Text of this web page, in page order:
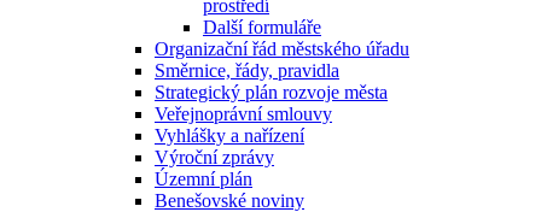
prostředí
Další formuláře
Organizační řád městského úřadu
Směrnice, řády, pravidla
Strategický plán rozvoje města
Veřejnoprávní smlouvy
Vyhlášky a nařízení
Výroční zprávy
Územní plán
Benešovské noviny